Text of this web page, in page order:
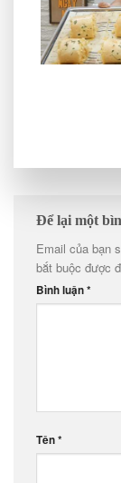
Để lại một
Email của bạn
bắt buộc được
Bình luận*
Tên*